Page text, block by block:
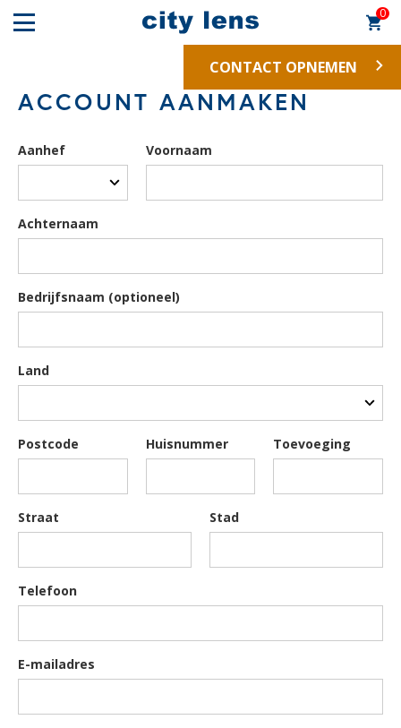
0
CONTACT OPNEMEN
ACCOUNT AANMAKEN
Aanhef Voornaam
Achternaam
Bedrijfsnaam (optioneel)
Land
Postcode Huisnummer Toevoeging
Straat Stad
Telefoon
E-mailadres